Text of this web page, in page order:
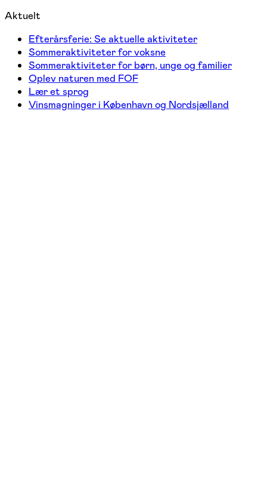
Aktuelt
Efterårsferie: Se aktuelle aktiviteter
Sommeraktiviteter for voksne
Sommeraktiviteter for børn, unge og familier
Oplev naturen med FOF
Lær et sprog
Vinsmagninger i København og Nordsjælland